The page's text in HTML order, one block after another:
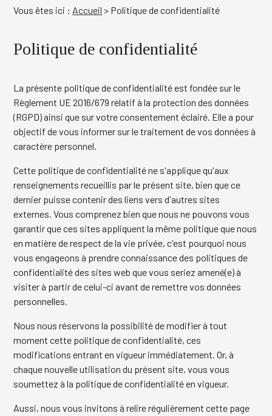
Vous êtes ici : Accueil > Politique de confidentialité
Politique de confidentialité
La présente politique de confidentialité est fondée sur le
Règlement UE 2016/679 relatif à la protection des données
(RGPD) ainsi que sur votre consentement éclairé. Elle a pour
objectif de vous informer sur le traitement de vos données à
caractère personnel.
Cette politique de confidentialité ne s'applique qu'aux
renseignements recueillis par le présent site, bien que ce
dernier puisse contenir des liens vers d'autres sites
externes. Vous comprenez bien que nous ne pouvons vous
garantir que ces sites appliquent la même politique que nous
en matière de respect de la vie privée, c'est pourquoi nous
vous engageons à prendre connaissance des politiques de
confidentialité des sites web que vous seriez amené(e) à
visiter à partir de celui-ci avant de remettre vos données
personnelles.
Nous nous réservons la possibilité de modifier à tout
moment cette politique de confidentialité, ces
modifications entrant en vigueur immédiatement. Or, à
chaque nouvelle utilisation du présent site, vous vous
soumettez à la politique de confidentialité en vigueur.
Aussi, nous vous invitons à relire régulièrement cette page